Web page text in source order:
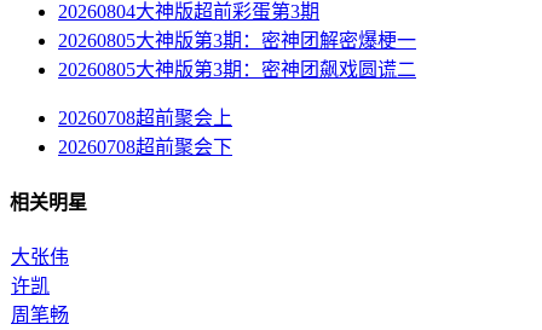
20260804大神版超前彩蛋第3期
20260805大神版第3期：密神团解密爆梗一
20260805大神版第3期：密神团飙戏圆谎二
20260708超前聚会上
20260708超前聚会下
相关明星
大张伟
许凯
周笔畅